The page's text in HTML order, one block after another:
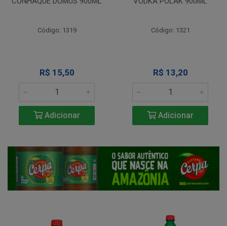
Código: 1319
R$ 15,50
Adicionar
Código: 1321
R$ 13,20
Adicionar